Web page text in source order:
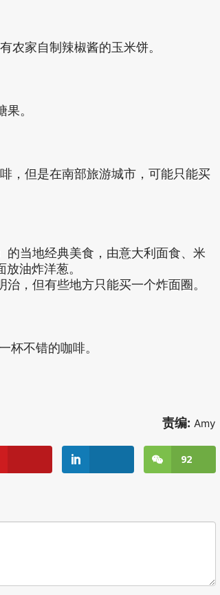
农家自制辣椒酱的玉米饼。
。
，但是在南部旅游城市，可能只能买
的当地经典美食，由意大利面食、米
油炸洋葱。
，但有些地方只能买一个炸面圈。
杯不错的咖啡。
责编: Amy
92